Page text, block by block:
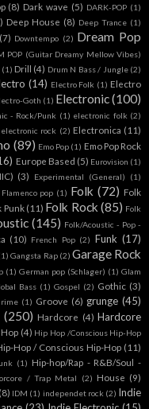
(8) Dark wave (5) DARK-POP (1)
Deep House (8) Deep Trance (1)
(7) Downtempo (2) Dream Pop
POP (Guitar Dreamy Mellow Vibes)
(1) Drill (4) Drum N Bass / Jungle (2)
(14) Electro Folk (1) Electro
Goth (1) Electronic(100)
- Rock/Punk (1) electronic folk (2)
electronic rock (2) Electronica (11)
(89) Emo Pop (1) Emo Pop Rock
Europe Based (5) Eurovision (1)
(3) Experimental (General) (1)
Flamenco pop (1) Folk (72) Folk
Punk (11) Folk Rock (85) Folk
(145) Folk/Acoustic - Pop -
(10) French Pop (2) Funk (17)
Gangsta Rap (2) Garage Rock
(1) German pop (Schlager) (1) Glam
Bass (1) Gospel (2) Gothic (3)
(1) Groove (6) grunge (45)
(250) Hardcore (4) Hardcore
(4) Hip Hop /Conscious Hip-Hop
Hop / Conscious Hip-Hop (11)
(1) Hip-hop/Rap - R&B/Soul -
/ Trap Metal (2) House (9)
(8) IDM (1) independet rock (2) Indie